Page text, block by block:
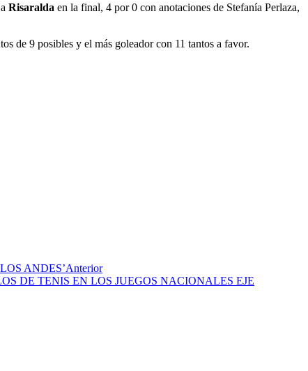
Risaralda en la final, 4 por 0 con anotaciones de Stefanía Perlaza,
de 9 posibles y el más goleador con 11 tantos a favor.
ANDES’Anterior
DE TENIS EN LOS JUEGOS NACIONALES EJE